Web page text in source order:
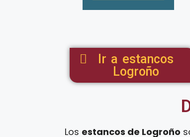
Ir a estancos
Logroño
Los estancos de Logroño